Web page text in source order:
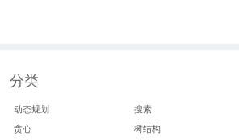
分类
动态规划 搜索
贪心
树结构